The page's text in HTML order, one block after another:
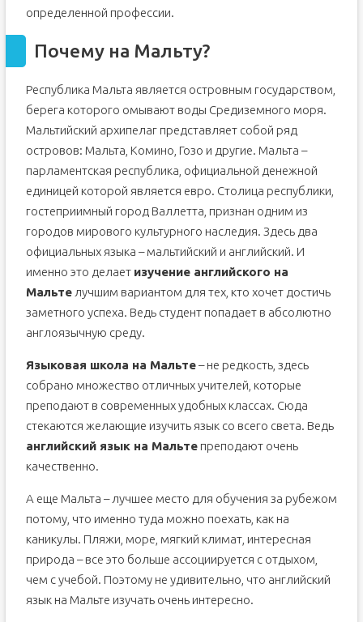
определенной профессии.
Почему на Мальту?
Республика Мальта является островным государством,
берега которого омывают воды Средиземного моря.
Мальтийский архипелаг представляет собой ряд
островов: Мальта, Комино, Гозо и другие. Мальта –
парламентская республика, официальной денежной
единицей которой является евро. Столица республики,
гостеприимный город Валлетта, признан одним из
городов мирового культурного наследия. Здесь два
официальных языка – мальтийский и английский. И
именно это делает изучение английского на
Мальтелучшим вариантом для тех, кто хочет достичь
заметного успеха. Ведь студент попадает в абсолютно
англоязычную среду.
Языковая школа на Мальте– не редкость, здесь
собрано множество отличных учителей, которые
преподают в современных удобных классах. Сюда
стекаются желающие изучить язык со всего света. Ведь
английский язык на Мальтепреподают очень
качественно.
А еще Мальта – лучшее место для обучения за рубежом
потому, что именно туда можно поехать, как на
каникулы. Пляжи, море, мягкий климат, интересная
природа – все это больше ассоциируется с отдыхом,
чем с учебой. Поэтому не удивительно, что английский
язык на Мальте изучать очень интересно.